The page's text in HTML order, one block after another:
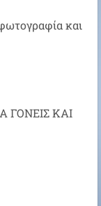
και
ΓΟΝΕΙΣ ΚΑΙ